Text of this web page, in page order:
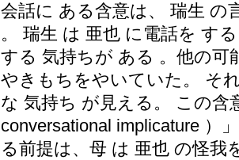
会話に ある含意は、 瑞生 の
。 瑞生 は 亜也 に電話を す
する 気持ちが ある 。他の可
やきもちをやいていた。 そ
な 気持ち が見える。 この含
conversational implicature ）
る前提は、母 は 亜也 の怪我